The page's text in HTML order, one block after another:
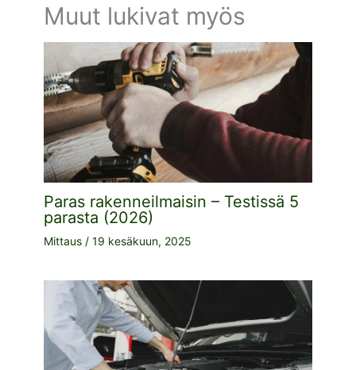
Muut lukivat myös
Paras rakenneilmaisin – Testissä 5
parasta (2026)
Mittaus / 19 kesäkuun, 2025